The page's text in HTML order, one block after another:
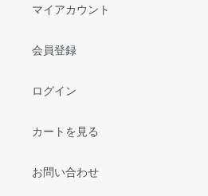
マイアカウント
会員登録
ログイン
カートを見る
お問い合わせ